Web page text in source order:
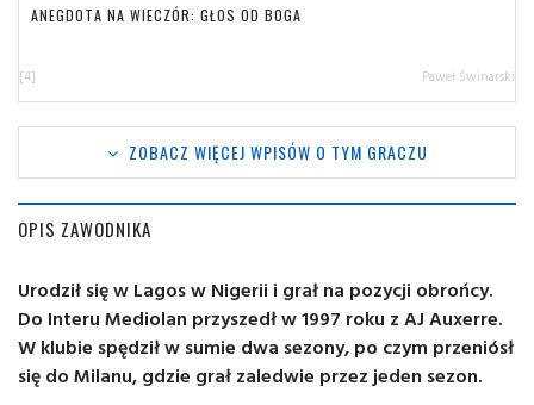
ANEGDOTA NA WIECZÓR: GŁOS OD BOGA
[4] Paweł Świnarski
ZOBACZ WIĘCEJ WPISÓW O TYM GRACZU
OPIS ZAWODNIKA
Urodził się w Lagos w Nigerii i grał na pozycji obrońcy.
Do Interu Mediolan przyszedł w 1997 roku z AJ Auxerre.
W klubie spędził w sumie dwa sezony, po czym przeniósł
się do Milanu, gdzie grał zaledwie przez jeden sezon.